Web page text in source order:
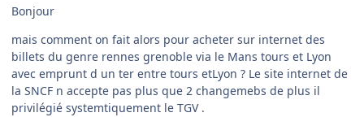
Bonjour
mais comment on fait alors pour acheter sur internet des
billets du genre rennes grenoble via le Mans tours et Lyon
avec emprunt d un ter entre tours etLyon ? Le site internet de
la SNCF n accepte pas plus que 2 changemebs de plus il
privilégié systemtiquement le TGV .